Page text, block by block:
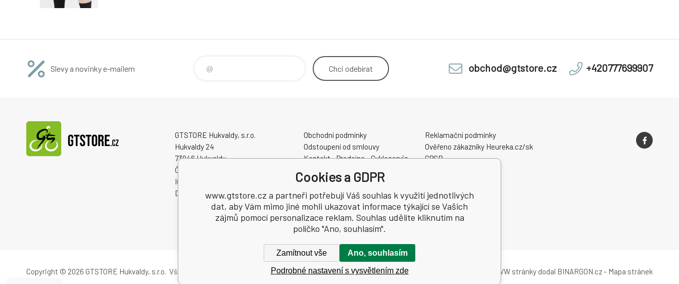
Slevy a novinky e-mailem Chci odebírat obchod@gtstore.cz +420777699907
GTSTORE Hukvaldy, s.r.o.
Hukvaldy 24
73946 Hukvaldy
Česká republika
IČO: 22259848
DIČ: CZ22259848
Obchodní podmínky
Odstoupení od smlouvy
Kontakt - Prodejna - Cykloservis
Slevové a dárkové poukazy
Elektrokola AKUMO.cz
Reklamační podmínky
Ověřeno zákazníky Heureka.cz/sk
GPSR
Copyright © 2026 GTSTORE Hukvaldy, s.r.o. Všechna práva vyhrazena. WWW stránky dodal BINARGON.cz- Mapa stránek
Cookies a GDPR
www.gtstore.cz a partneři potřebují Váš souhlas k využití jednotlivých
dat, aby Vám mimo jiné mohli ukazovat informace týkající se Vašich
zájmů pomocí personalizace reklam. Souhlas udělíte kliknutím na
políčko "Ano, souhlasím".
Zamítnout vše Ano, souhlasím
Podrobné nastavení s vysvětlením zde